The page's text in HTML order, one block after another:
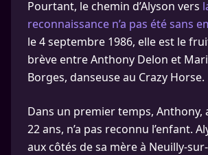
Pourtant, le chemin d’Alyson vers
reconnaissance n’a pas été sans
le 4 septembre 1986, elle est le
brève entre Anthony Delon et
Borges, danseuse au Crazy Horse.
Dans un premier temps, Anthony,
22 ans, n’a pas reconnu l’enfant.
aux côtés de sa mère à Neuilly-sur-